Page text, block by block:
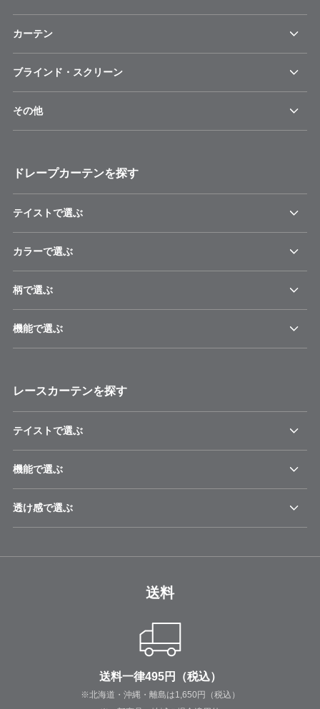
カーテン
ブラインド・スクリーン
その他
ドレープカーテンを探す
テイストで選ぶ
カラーで選ぶ
柄で選ぶ
機能で選ぶ
レースカーテンを探す
テイストで選ぶ
機能で選ぶ
透け感で選ぶ
送料
送料一律495円（税込）
※北海道・沖縄・離島は1,650円（税込）